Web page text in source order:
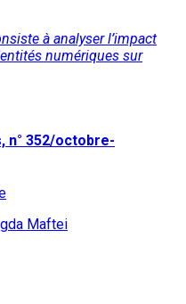
à analyser l’impact
numériques sur
n° 352/octobre-
Maftei